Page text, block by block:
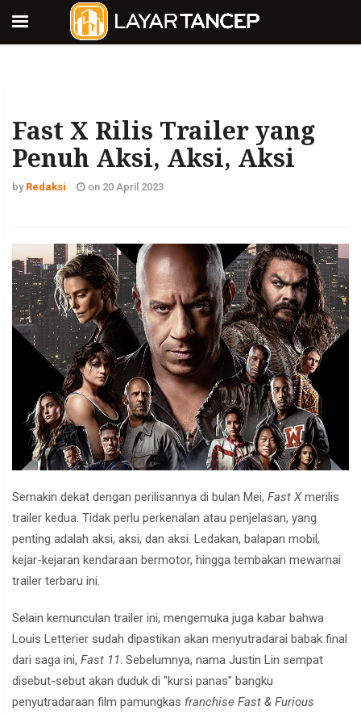
Fast X Rilis Trailer yang
Penuh Aksi, Aksi, Aksi
by Redaksi on 20 April 2023
Semakin dekat dengan perilisannya di bulan Mei, Fast Xmerilis
trailer kedua. Tidak perlu perkenalan atau penjelasan, yang
penting adalah aksi, aksi, dan aksi. Ledakan, balapan mobil,
kejar-kejaran kendaraan bermotor, hingga tembakan mewarnai
trailer terbaru ini.
Selain kemunculan trailer ini, mengemuka juga kabar bahwa
Louis Letterier sudah dipastikan akan menyutradarai babak final
dari saga ini, Fast 11. Sebelumnya, nama Justin Lin sempat
disebut-sebut akan duduk di "kursi panas" bangku
penyutradaraan film pamungkas franchise Fast & Furious